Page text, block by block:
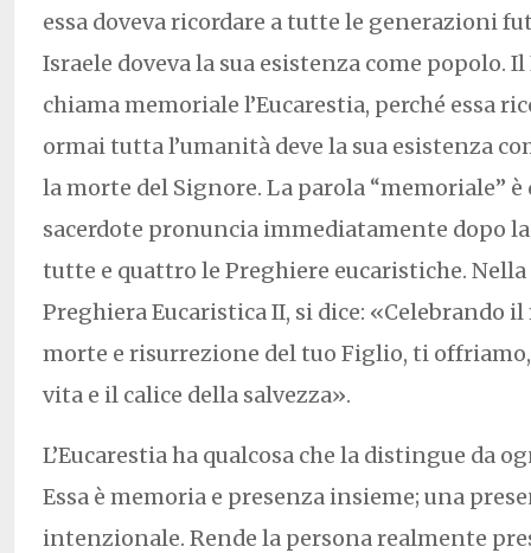
essa doveva ricordare a tutte le generazioni
Israele doveva la sua esistenza come popolo.
chiama memoriale l’Eucarestia, perché essa
ormai tutta l’umanità deve la sua esistenza
la morte del Signore. La parola “memoriale” è
sacerdote pronuncia immediatamente dopo
tutte e quattro le Preghiere eucaristiche. Nella
Preghiera Eucaristica II, si dice: «Celebrando
morte e risurrezione del tuo Figlio, ti offriamo,
vita e il calice della salvezza».
L’Eucarestia ha qualcosa che la distingue da
Essa è memoria e presenza insieme; una
intenzionale. Rende la persona realmente